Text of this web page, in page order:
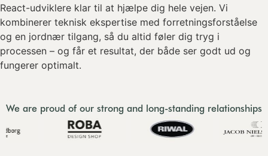
React-udviklere klar til at hjælpe dig hele vejen. Vi
kombinerer teknisk ekspertise med forretningsforståelse
og en jordnær tilgang, så du altid føler dig tryg i
processen – og får et resultat, der både ser godt ud og
fungerer optimalt.
We are proud of our strong and long-standing relationships